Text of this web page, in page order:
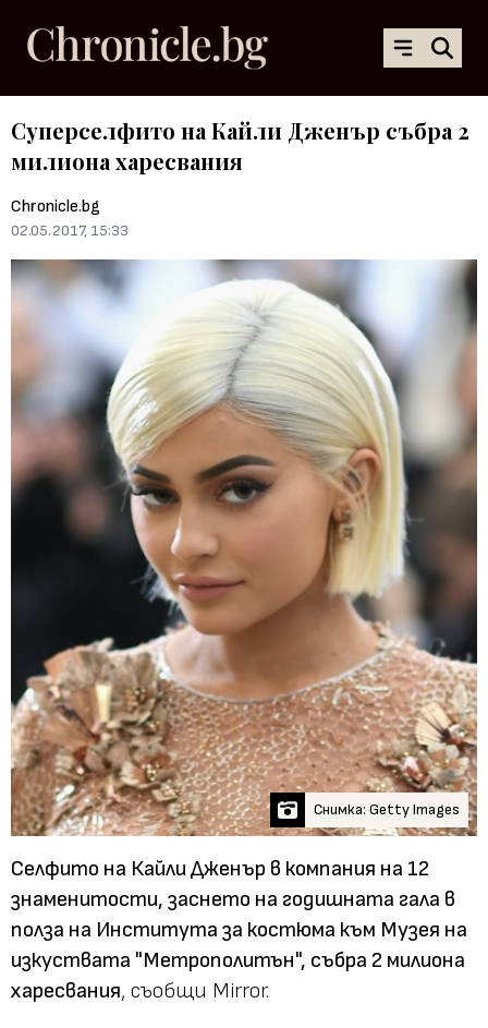
Суперселфито на Кайли Дженър събра 2
милиона харесвания
Chronicle.bg
02.05.2017, 15:33
Снимка: Getty Images
Селфито на Кайли Дженър в компания на 12
знаменитости, заснето на годишната гала в
полза на Института за костюма към Музея на
изкуствата "Метрополитън", събра 2 милиона
харесвания, съобщи Mirror.